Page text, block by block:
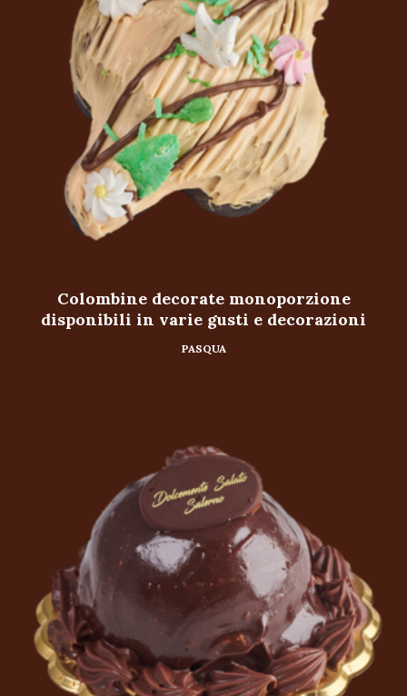
Colombine decorate monoporzione
disponibili in varie gusti e decorazioni
PASQUA